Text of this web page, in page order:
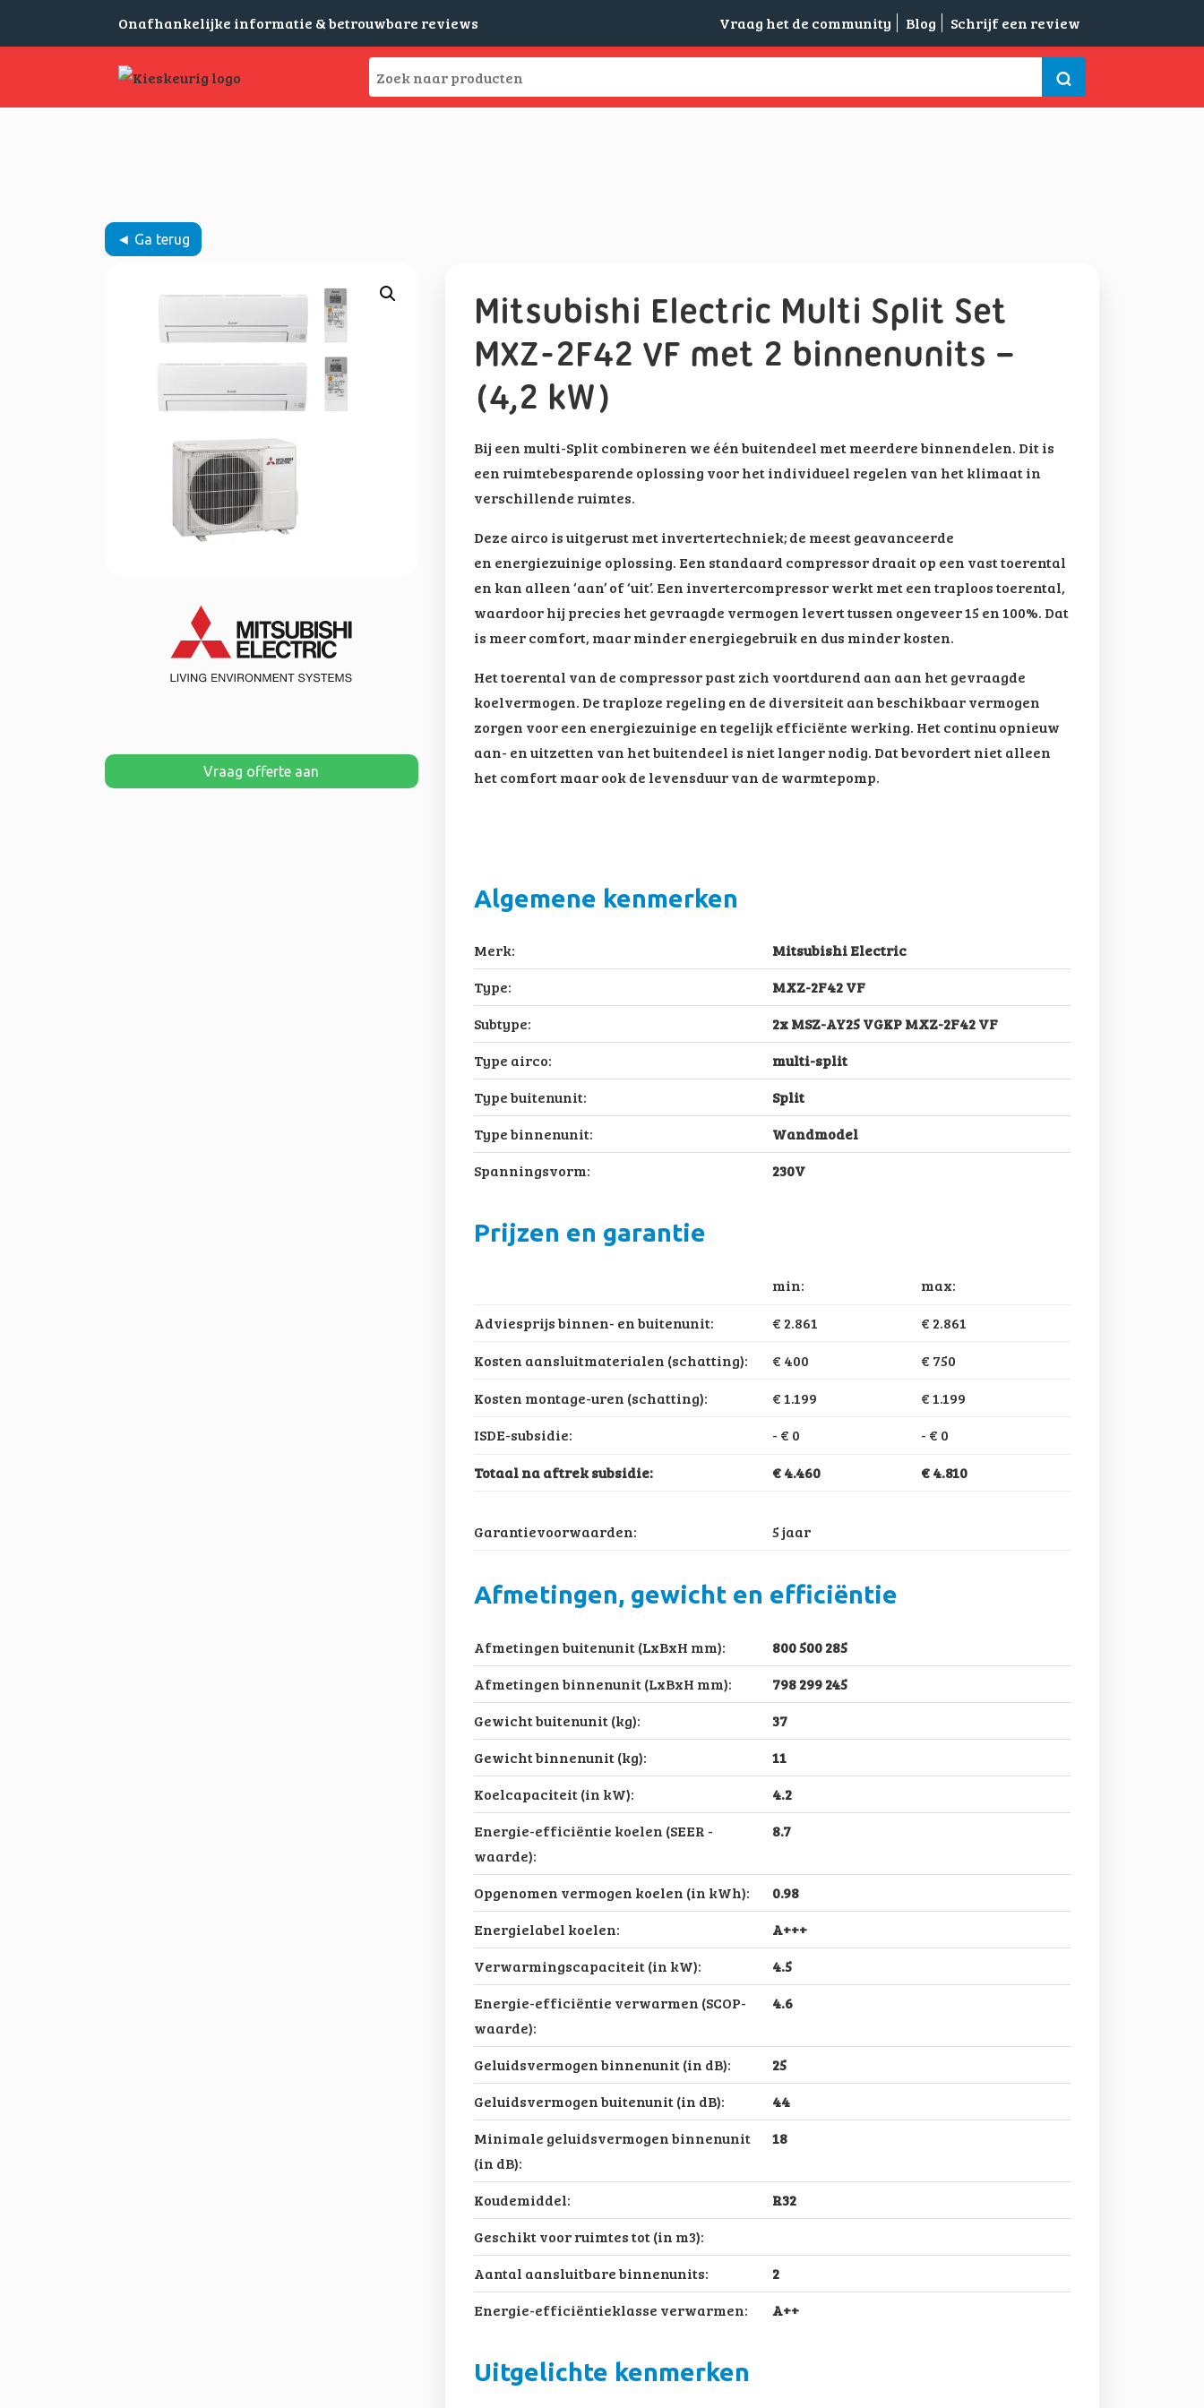
Onafhankelijke informatie & betrouwbare reviews Vraag het de community Blog Schrijf een review
◄ Ga terug
Vraag offerte aan
Mitsubishi Electric Multi Split Set
MXZ-2F42 VF met 2 binnenunits –
(4,2 kW)
Bij een multi-Split combineren we één buitendeel met meerdere binnendelen. Dit is
een ruimtebesparende oplossing voor het individueel regelen van het klimaat in
verschillende ruimtes.
Deze airco is uitgerust met invertertechniek; de meest geavanceerde
en energiezuinige oplossing. Een standaard compressor draait op een vast toerental
en kan alleen ‘aan’ of ‘uit’. Een invertercompressor werkt met een traploos toerental,
waardoor hij precies het gevraagde vermogen levert tussen ongeveer 15 en 100%. Dat
is meer comfort, maar minder energiegebruik en dus minder kosten.
Het toerental van de compressor past zich voortdurend aan aan het gevraagde
koelvermogen. De traploze regeling en de diversiteit aan beschikbaar vermogen
zorgen voor een energiezuinige en tegelijk efficiënte werking. Het continu opnieuw
aan- en uitzetten van het buitendeel is niet langer nodig. Dat bevordert niet alleen
het comfort maar ook de levensduur van de warmtepomp.
Algemene kenmerken
Merk:
Mitsubishi Electric
Type:
MXZ-2F42 VF
Subtype:
2x MSZ-AY25 VGKP MXZ-2F42 VF
Type airco:
multi-split
Type buitenunit:
Split
Type binnenunit:
Wandmodel
Spanningsvorm:
230V
Prijzen en garantie
min:
max:
Adviesprijs binnen- en buitenunit:
€ 2.861
€ 2.861
Kosten aansluitmaterialen (schatting):
€ 400
€ 750
Kosten montage-uren (schatting):
€ 1.199
€ 1.199
ISDE-subsidie:
- € 0 - € 0
Totaal na aftrek subsidie:
€ 4.460 € 4.810
Garantievoorwaarden: 5 jaar
Afmetingen, gewicht en efficiëntie
Afmetingen buitenunit (LxBxH mm):
800 500 285
Afmetingen binnenunit (LxBxH mm):
798 299 245
Gewicht buitenunit (kg):
37
Gewicht binnenunit (kg):
11
Koelcapaciteit (in kW):
4.2
Energie-efficiëntie koelen (SEER -
waarde):
8.7
Opgenomen vermogen koelen (in kWh):
0.98
Energielabel koelen:
A+++
Verwarmingscapaciteit (in kW):
4.5
Energie-efficiëntie verwarmen (SCOP-
waarde):
4.6
Geluidsvermogen binnenunit (in dB):
25
Geluidsvermogen buitenunit (in dB):
44
Minimale geluidsvermogen binnenunit
(in dB):
18
Koudemiddel:
R32
Geschikt voor ruimtes tot (in m3):
Aantal aansluitbare binnenunits:
2
Energie-efficiëntieklasse verwarmen:
A++
Uitgelichte kenmerken